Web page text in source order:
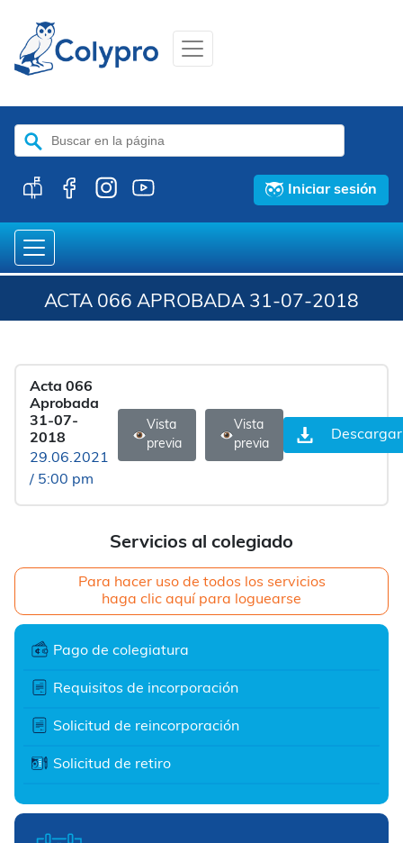
Buscar:
Iniciar sesión
ACTA 066 APROBADA 31-07-2018
Servicios al colegiado
Para hacer uso de todos los servicios
haga clic aquí para loguearse
Pago de colegiatura
Requisitos de incorporación
Solicitud de reincorporación
Solicitud de retiro
Acta 066
Aprobada
31-07-
2018
29.06.2021
/ 5:00 pm
Vista
previa
Vista
previa
Descargar